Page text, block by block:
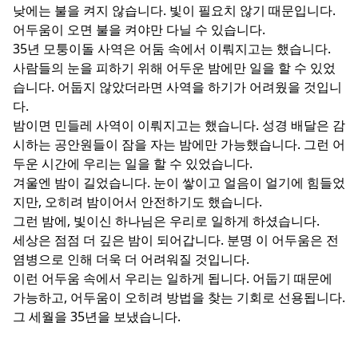
낮에는 불을 켜지 않습니다. 빛이 필요치 않기 때문입니다.
어두움이 오면 불을 켜야만 다닐 수 있습니다.
35년 모퉁이돌 사역은 어둠 속에서 이뤄지고는 했습니다.
사람들의 눈을 피하기 위해 어두운 밤에만 일을 할 수 있었
습니다. 어둡지 않았더라면 사역을 하기가 어려웠을 것입니
다.
밤이면 민들레 사역이 이뤄지고는 했습니다. 성경 배달은 감
시하는 공안원들이 잠을 자는 밤에만 가능했습니다. 그런 어
두운 시간에 우리는 일을 할 수 있었습니다.
겨울엔 밤이 길었습니다. 눈이 쌓이고 얼음이 얼기에 힘들었
지만, 오히려 밤이어서 안전하기도 했습니다.
그런 밤에, 빛이신 하나님은 우리로 일하게 하셨습니다.
세상은 점점 더 깊은 밤이 되어갑니다. 분명 이 어두움은 전
염병으로 인해 더욱 더 어려워질 것입니다.
이런 어두움 속에서 우리는 일하게 됩니다. 어둡기 때문에
가능하고, 어두움이 오히려 방법을 찾는 기회로 선용됩니다.
그 세월을 35년을 보냈습니다.